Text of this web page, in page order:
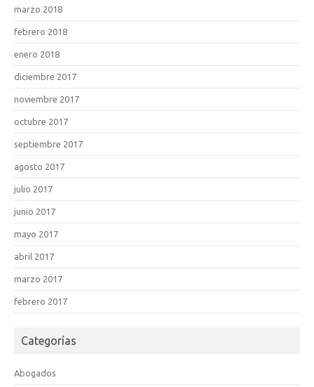
marzo 2018
febrero 2018
enero 2018
diciembre 2017
noviembre 2017
octubre 2017
septiembre 2017
agosto 2017
julio 2017
junio 2017
mayo 2017
abril 2017
marzo 2017
febrero 2017
Categorías
Abogados